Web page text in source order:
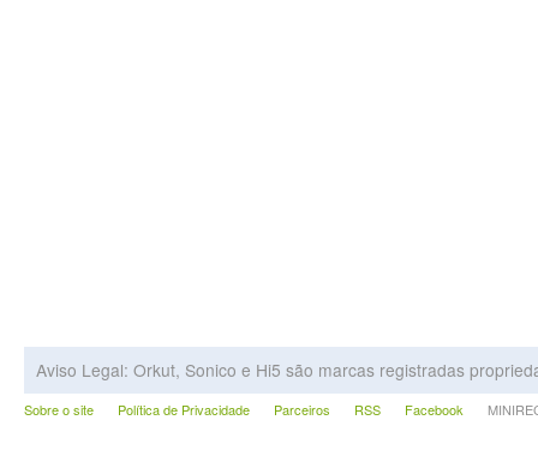
Aviso Legal: Orkut, Sonico e Hi5 são marcas registradas
Sobre o site Política de Privacidade Parceiros RSS Facebook